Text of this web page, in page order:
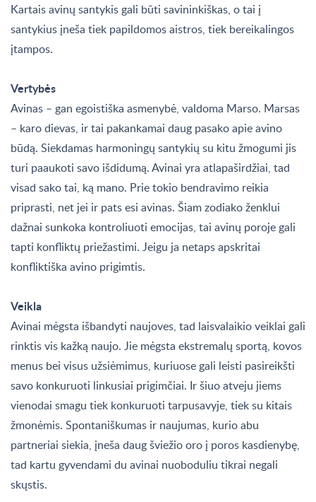
Kartais avinų santykis gali būti savininkiškas, o tai į
santykius įneša tiek papildomos aistros, tiek bereikalingos
įtampos.
Vertybės
Avinas – gan egoistiška asmenybė, valdoma Marso. Marsas
– karo dievas, ir tai pakankamai daug pasako apie avino
būdą. Siekdamas harmoningų santykių su kitu žmogumi jis
turi paaukoti savo išdidumą. Avinai yra atlapaširdžiai, tad
visad sako tai, ką mano. Prie tokio bendravimo reikia
priprasti, net jei ir pats esi avinas. Šiam zodiako ženklui
dažnai sunkoka kontroliuoti emocijas, tai avinų poroje gali
tapti konfliktų priežastimi. Jeigu ja netaps apskritai
konfliktiška avino prigimtis.
Veikla
Avinai mėgsta išbandyti naujoves, tad laisvalaikio veiklai gali
rinktis vis kažką naujo. Jie mėgsta ekstremalų sportą, kovos
menus bei visus užsiėmimus, kuriuose gali leisti pasireikšti
savo konkuruoti linkusiai prigimčiai. Ir šiuo atveju jiems
vienodai smagu tiek konkuruoti tarpusavyje, tiek su kitais
žmonėmis. Spontaniškumas ir naujumas, kurio abu
partneriai siekia, įneša daug šviežio oro į poros kasdienybę,
tad kartu gyvendami du avinai nuoboduliu tikrai negali
skųstis.